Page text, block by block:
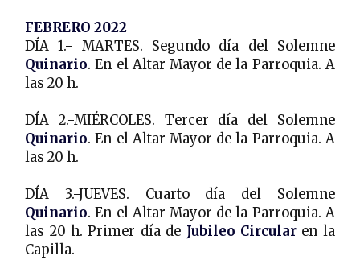
FEBRERO 2022
DÍA 1.- MARTES. Segundo día del Solemne
Quinario. En el Altar Mayor de la Parroquia. A
las 20 h.
DÍA 2.-MIÉRCOLES. Tercer día del Solemne
Quinario. En el Altar Mayor de la Parroquia. A
las 20 h.
DÍA 3.-JUEVES. Cuarto día del Solemne
Quinario. En el Altar Mayor de la Parroquia. A
las 20 h. Primer día de Jubileo Circular en la
Capilla.